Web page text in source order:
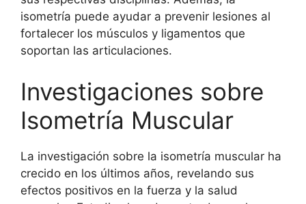
isometría puede ayudar a prevenir lesiones al
fortalecer los músculos y ligamentos que
soportan las articulaciones.
Investigaciones sobre
Isometría Muscular
La investigación sobre la isometría muscular ha
crecido en los últimos años, revelando sus
efectos positivos en la fuerza y la salud